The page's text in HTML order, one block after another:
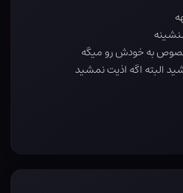
به خودش رو میگه
البته اگه اذیت نمشید